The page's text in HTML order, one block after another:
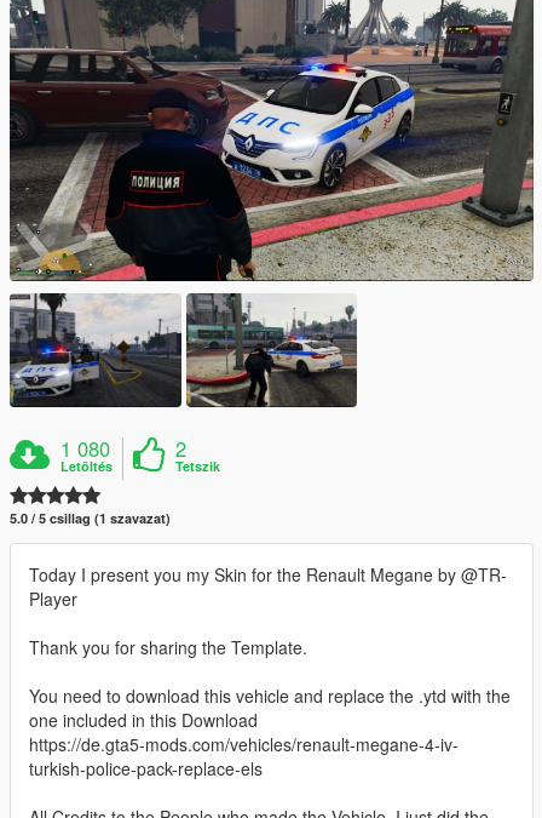
1 080
Letöltés
2
Tetszik
5.0 / 5 csillag (1 szavazat)
Today I present you my Skin for the Renault Megane by @TR-
Player
Thank you for sharing the Template.
You need to download this vehicle and replace the .ytd with the
one included in this Download
https://de.gta5-mods.com/vehicles/renault-megane-4-iv-
turkish-police-pack-replace-els